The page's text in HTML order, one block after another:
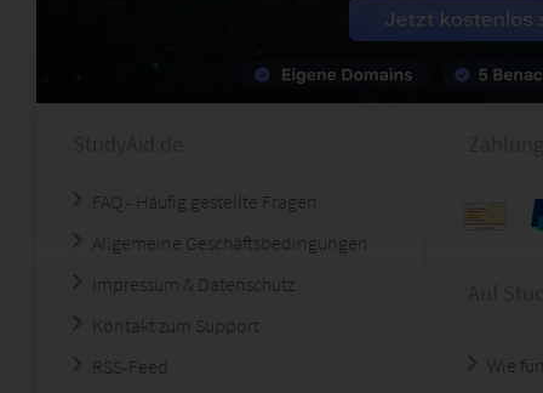
FAQ - Häufig gestellte Fragen
Allgemeine Geschäftsbedingungen
Impressum & Datenschutz
Kontakt zum Support
RSS-Feed
Wie